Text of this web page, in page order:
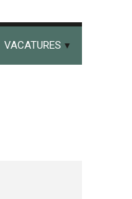
VACATURES